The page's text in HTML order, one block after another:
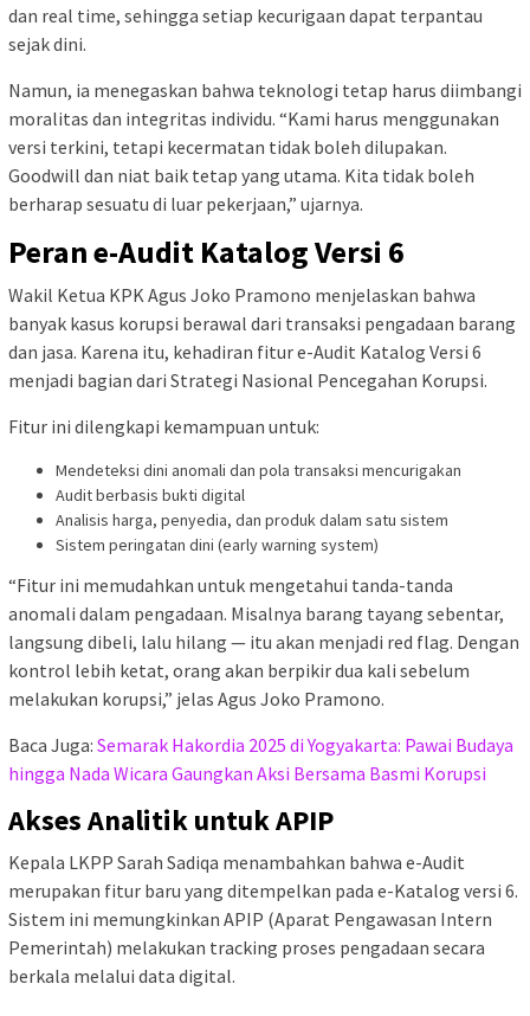
dan real time, sehingga setiap kecurigaan dapat terpantau
sejak dini.
Namun, ia menegaskan bahwa teknologi tetap harus diimbangi
moralitas dan integritas individu. “Kami harus menggunakan
versi terkini, tetapi kecermatan tidak boleh dilupakan.
Goodwill dan niat baik tetap yang utama. Kita tidak boleh
berharap sesuatu di luar pekerjaan,” ujarnya.
Peran e-Audit Katalog Versi 6
Wakil Ketua KPK Agus Joko Pramono menjelaskan bahwa
banyak kasus korupsi berawal dari transaksi pengadaan barang
dan jasa. Karena itu, kehadiran fitur e-Audit Katalog Versi 6
menjadi bagian dari Strategi Nasional Pencegahan Korupsi.
Fitur ini dilengkapi kemampuan untuk:
Mendeteksi dini anomali dan pola transaksi mencurigakan
Audit berbasis bukti digital
Analisis harga, penyedia, dan produk dalam satu sistem
Sistem peringatan dini (early warning system)
“Fitur ini memudahkan untuk mengetahui tanda-tanda
anomali dalam pengadaan. Misalnya barang tayang sebentar,
langsung dibeli, lalu hilang — itu akan menjadi red flag. Dengan
kontrol lebih ketat, orang akan berpikir dua kali sebelum
melakukan korupsi,” jelas Agus Joko Pramono.
Baca Juga: Semarak Hakordia 2025 di Yogyakarta: Pawai Budaya
hingga Nada Wicara Gaungkan Aksi Bersama Basmi Korupsi
Akses Analitik untuk APIP
Kepala LKPP Sarah Sadiqa menambahkan bahwa e-Audit
merupakan fitur baru yang ditempelkan pada e-Katalog versi 6.
Sistem ini memungkinkan APIP (Aparat Pengawasan Intern
Pemerintah) melakukan tracking proses pengadaan secara
berkala melalui data digital.